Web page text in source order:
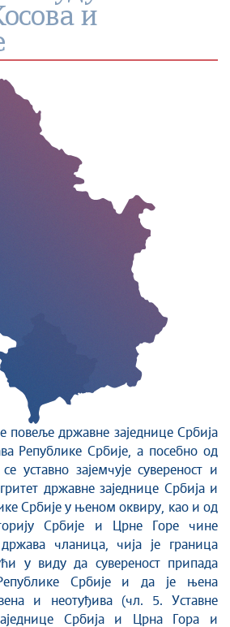
и
повеље државне заједнице Србија
Републике Србије, а посебно од
уставно зајемчује сувереност и
државне заједнице Србија и
Србије у њеном оквиру, као и од
Србије и Црне Горе чине
чланица, чија је граница
у виду да сувереност припада
Србије и да је њена
и неотуђива (чл. 5. Уставне
Србија и Црна Гора и